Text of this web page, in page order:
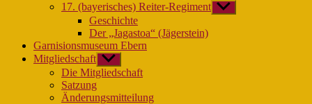
17. (bayerisches) Reiter-Regiment Untermenü
anzeigen
Geschichte
Der „Jagastoa“ (Jägerstein)
Garnisionsmuseum Ebern
Mitgliedschaft Untermenü
anzeigen
Die Mitgliedschaft
Satzung
Änderungsmitteilung